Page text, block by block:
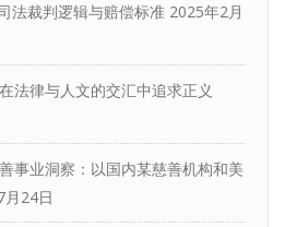
法裁判逻辑与赔偿标准 2025年2月
法律与人文的交汇中追求正义
事业洞察：以国内某慈善机构和美
月24日